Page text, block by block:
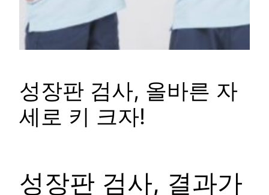
성장판 검사, 올바른 자
세로 키 크자!
성장판 검사, 결과가